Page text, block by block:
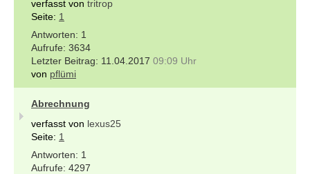
verfasst von tritrop
Seite: 1
1
3634
11.04.2017 09:09 Uhr
von pflümi
Abrechnung
verfasst von lexus25
Seite: 1
1
4297